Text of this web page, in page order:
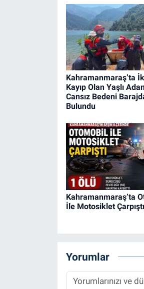
Kahramanmaraş’ta
Kayıp Olan Yaşlı
Cansız Bedeni
Bulundu
Kahramanmaraş’ta
İle Motosiklet
Yorumlar